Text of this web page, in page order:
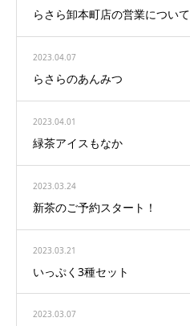
らさら卸本町店の営業について
2023.04.07
らさらのあんみつ
2023.04.01
緑茶アイスもなか
2023.03.24
新茶のご予約スタート！
2023.03.21
いっぷく3種セット
2023.03.07